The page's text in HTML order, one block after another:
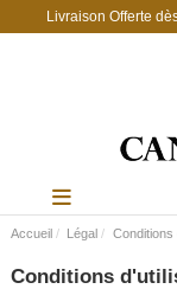
Livraison Offerte
Accueil Légal Conditions
Conditions